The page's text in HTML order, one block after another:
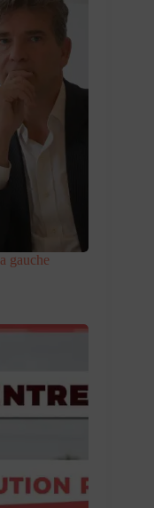
gauche